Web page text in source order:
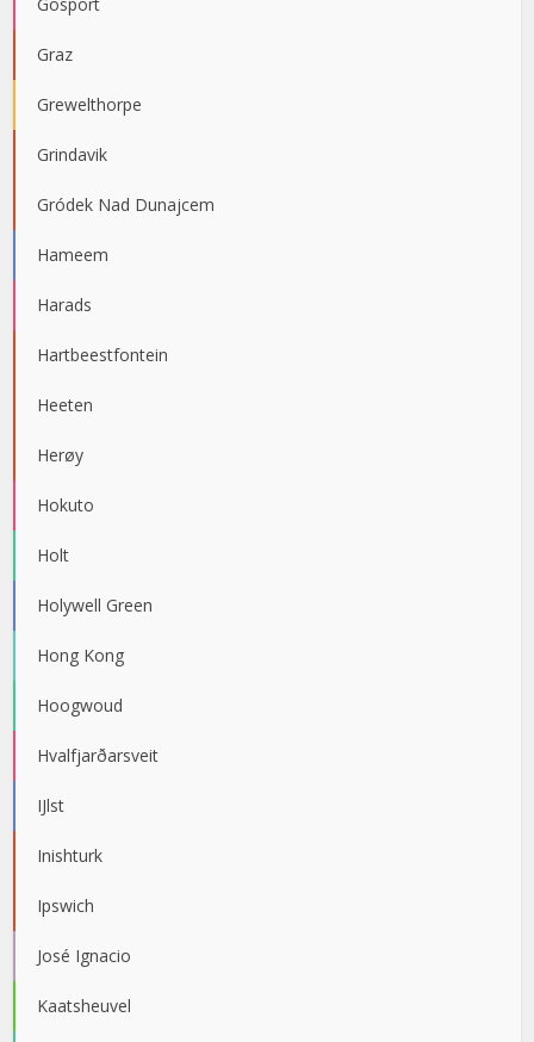
Graz
Grewelthorpe
Grindavik
Gródek Nad Dunajcem
Hameem
Harads
Hartbeestfontein
Heeten
Herøy
Hokuto
Holt
Holywell Green
Hong Kong
Hoogwoud
Hvalfjarðarsveit
IJlst
Inishturk
Ipswich
José Ignacio
Kaatsheuvel